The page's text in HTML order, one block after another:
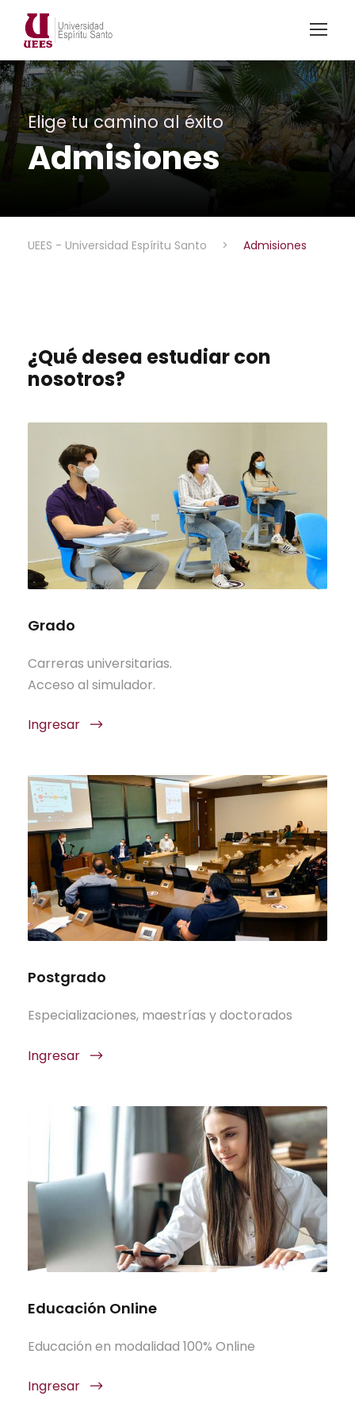
Elige tu camino al éxito
Admisiones
UEES - Universidad Espíritu Santo > Admisiones
¿Qué desea estudiar con
nosotros?
Grado
Carreras universitarias.
Acceso al simulador.
Ingresar
Postgrado
Especializaciones, maestrías y doctorados
Ingresar
Educación Online
Educación en modalidad 100% Online
Ingresar